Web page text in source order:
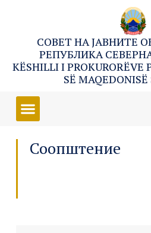
СОВЕТ НА ЈАВНИТЕ
РЕПУБЛИКА
KËSHILLI I PROKURORËVE
SË
Соопштение